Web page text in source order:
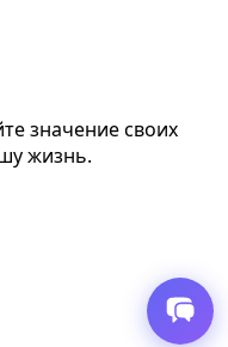
значение своих
жизнь.